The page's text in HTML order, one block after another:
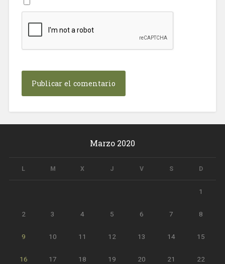
Marzo 2020
L M X J V S D
1
2 3 4 5 6 7 8
9 10 11 12 13 14 15
16 17 18 19 20 21 22